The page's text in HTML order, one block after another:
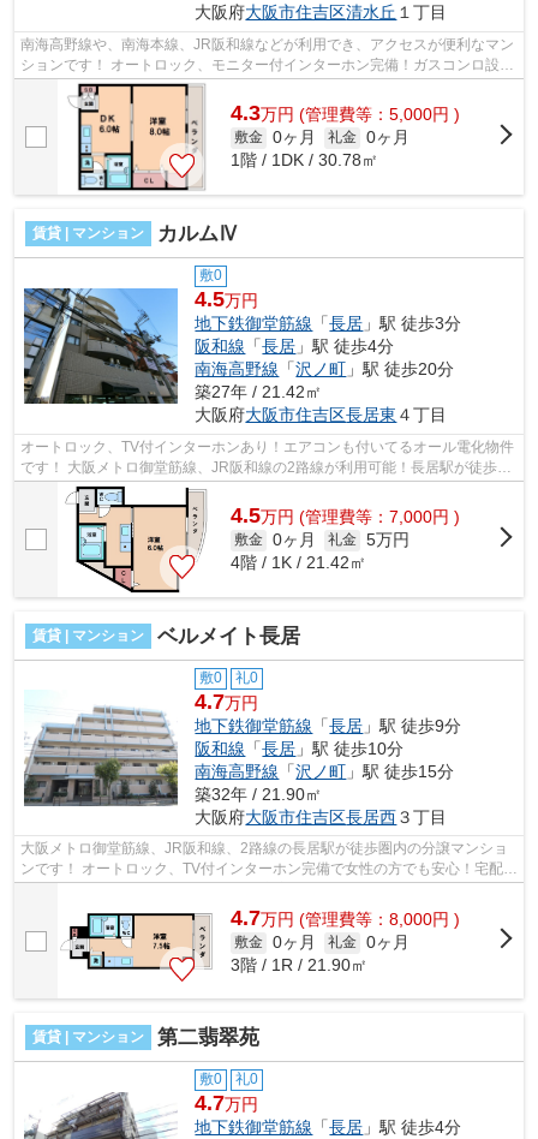
大阪府大阪市住吉区清水丘 １丁目
南海高野線や、南海本線、JR阪和線などが利用でき、アクセスが便利なマン
ションです！ オートロック、モニター付インターホン完備！ガスコンロ設置
可能！ ■□■□■□■□■□■□■□■□■□■□■□■□■...
4.3万円 (管理費等：5,000円 )
敷金 0ヶ月 礼金 0ヶ月
1階 / 1DK / 30.78㎡
賃貸 | マンション カルムⅣ
敷0
4.5万円
地下鉄御堂筋線 「長居 」駅 徒歩3分
阪和線 「長居 」駅 徒歩4分
南海高野線 「沢ノ町 」駅 徒歩20分
築27年 / 21.42㎡
大阪府大阪市住吉区長居東 ４丁目
オートロック、TV付インターホンあり！エアコンも付いてるオール電化物件
です！ 大阪メトロ御堂筋線、JR阪和線の2路線が利用可能！長居駅が徒歩圏
内です！ ■□■□■□■□■□■□■□■□■□■□■□■□...
4.5万円 (管理費等：7,000円 )
敷金 0ヶ月 礼金 5万円
4階 / 1K / 21.42㎡
賃貸 | マンション ベルメイト長居
敷0 礼0
4.7万円
地下鉄御堂筋線 「長居 」駅 徒歩9分
阪和線 「長居 」駅 徒歩10分
南海高野線 「沢ノ町 」駅 徒歩15分
築32年 / 21.90㎡
大阪府大阪市住吉区長居西３丁目
大阪メトロ御堂筋線、JR阪和線、2路線の長居駅が徒歩圏内の分譲マンショ
ンです！ オートロック、TV付インターホン完備で女性の方でも安心！宅配
4.7万円 (管理費等：8,000円 )
敷金 0ヶ月 礼金 0ヶ月
3階 / 1R / 21.90㎡
賃貸 | マンション 第二翡翠苑
敷0 礼0
4.7万円
地下鉄御堂筋線 「長居 」駅 徒歩4分